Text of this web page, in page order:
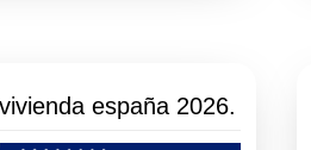
españa 2026.